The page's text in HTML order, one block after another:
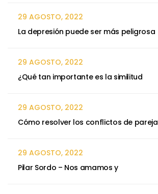
29 AGOSTO, 2022
La depresión puede ser más peligrosa
29 AGOSTO, 2022
¿Qué tan importante es la similitud
29 AGOSTO, 2022
Cómo resolver los conflictos de pareja
29 AGOSTO, 2022
Pilar Sordo – Nos amamos y